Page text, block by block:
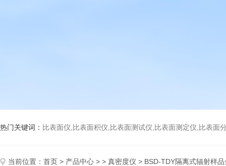
热门关键词： 比表面仪,比表面积仪,比表面测试仪,比表面测定仪,比表面分析仪,比表
当前位置： 首页 > 产品中心 > > 真密度仪 > BSD-TDY隔离式辐射样